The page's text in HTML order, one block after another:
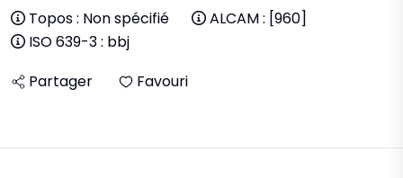
Topos : Non spécifié
ALCAM : [960]
ISO 639-3 : bbj
Partager
Favouri